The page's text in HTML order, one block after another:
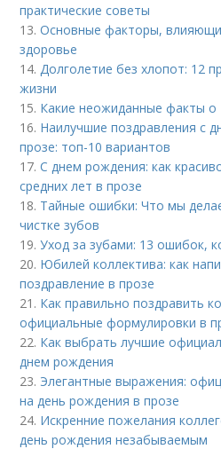
практические советы
13.Основные факторы,
здоровье
14. Долголетие без хлопот: 12
жизни
15. Какие неожиданные факты о
16. Наилучшие поздравления с
прозе: топ-10 вариантов
17.С днем рождения: как
средних лет в прозе
18. Тайные ошибки: Что мы
чистке зубов
19.Уход за зубами: 13 ошибок,
20. Юбилей коллектива: как
поздравление в прозе
21. Как правильно поздравить
официальные формулировки в
22. Как выбрать лучшие
днем рождения
23. Элегантные выражения:
на день рождения в прозе
24. Искренние пожелания
день рождения незабываемым